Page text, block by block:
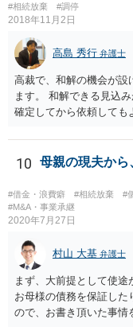
#相続放棄
#調停
2018年11月2日
高島 秀行 弁護士
高裁で、和解の機会が設
ます。 和解できる見込
確定してから依頼しても
10 母親の現夫から
#借金・浪費癖 #相続放棄 #
#M&A・事業承継
2020年7月27日
村山 大基 弁護士
まず、大前提として使途
お母様の債務を保証した
ので、お書き頂いた事情